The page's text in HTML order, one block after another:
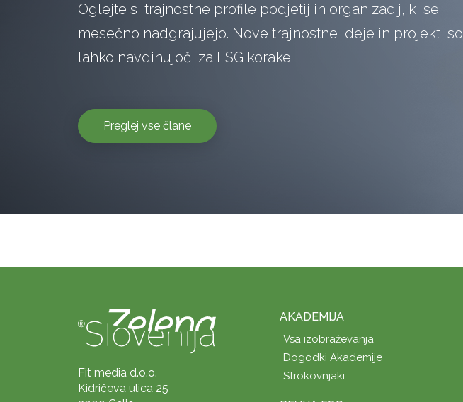
Oglejte si trajnostne profile podjetij in organizacij, ki se
mesečno nadgrajujejo. Nove trajnostne ideje in projekti so
lahko navdihujoči za ESG korake.
Preglej vse člane
Fit media d.o.o.
Kidričeva ulica 25
AKADEMIJA
Vsa izobraževanja
Dogodki Akademije
Strokovnjaki